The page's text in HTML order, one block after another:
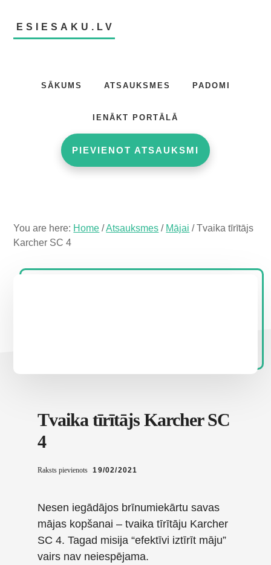
main
primary
footerESIESAKU.LV
SĀKUMS ATSAUKSMES PADOMI
IENĀKT PORTĀLĀ
PIEVIENOT ATSAUKSMI
You are here: Home /Atsauksmes / Mājai /Tvaika tīrītājs
Karcher SC 4
Tvaika tīrītājs Karcher SC
4
Raksts pievienots 19/02/2021
Nesen iegādājos brīnumiekārtu savas
mājas kopšanai – tvaika tīrītāju Karcher
SC 4. Tagad misija “efektīvi iztīrīt māju”
vairs nav neiespējama.